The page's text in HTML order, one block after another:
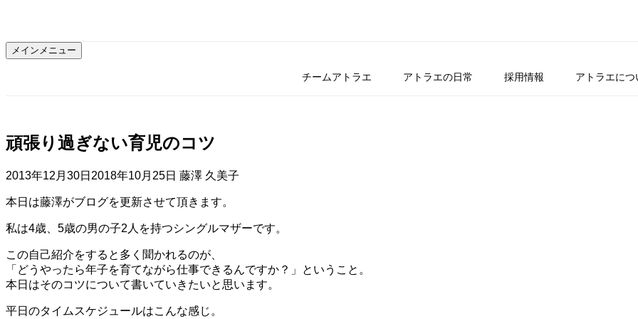
テ
ン
プ
メインメニュー
チームアトラエ アトラエの日常 採用情報 アトラエにつ
頑張り過ぎない育児のコツ
2013年12月30日 2018年10月25日 藤澤 久美子
本日は藤澤がブログを更新させて頂きます。
私は4歳、5歳の男の子2人を持つシングルマザーです。
この自己紹介をすると多く聞かれるのが、
「どうやったら年子を育てながら仕事できるんですか？」ということ。
本日はそのコツについて書いていきたいと思います。
平日のタイムスケジュールはこんな感じ。